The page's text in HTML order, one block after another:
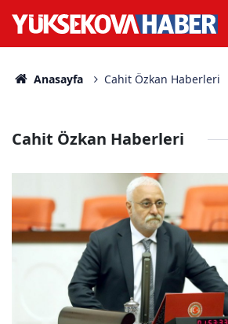
Anasayfa Cahit Özkan Haberleri
Cahit Özkan Haberleri